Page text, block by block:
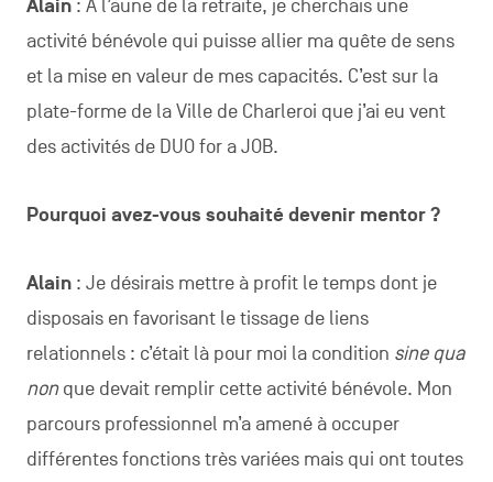
Alain: A l’aune de la retraite, je cherchais une
activité bénévole qui puisse allier ma quête de sens
et la mise en valeur de mes capacités. C’est sur la
plate-forme de la Ville de Charleroi que j’ai eu vent
des activités de DUO for a JOB.
Pourquoi avez-vous souhaité devenir mentor ?
Alain: Je désirais mettre à profit le temps dont je
disposais en favorisant le tissage de liens
relationnels : c’était là pour moi la condition sine qua
nonque devait remplir cette activité bénévole. Mon
parcours professionnel m’a amené à occuper
différentes fonctions très variées mais qui ont toutes